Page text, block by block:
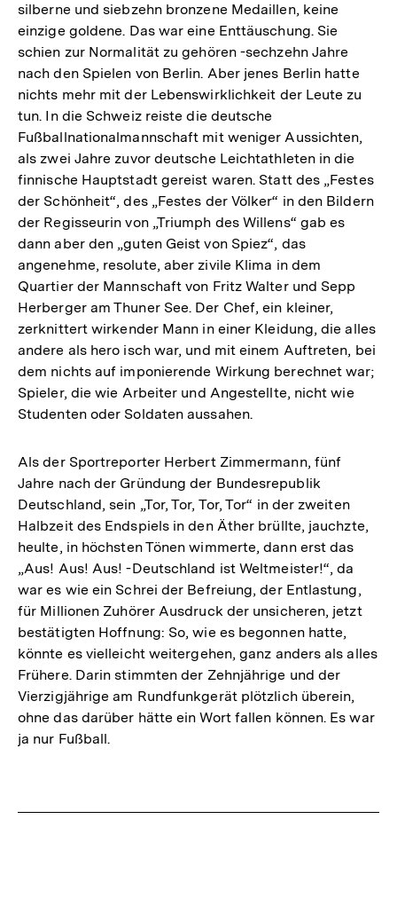
silberne und siebzehn bronzene Medaillen, keine
einzige goldene. Das war eine Enttäuschung. Sie
schien zur Normalität zu gehören -sechzehn Jahre
nach den Spielen von Berlin. Aber jenes Berlin hatte
nichts mehr mit der Lebenswirklichkeit der Leute zu
tun. In die Schweiz reiste die deutsche
Fußballnationalmannschaft mit weniger Aussichten,
als zwei Jahre zuvor deutsche Leichtathleten in die
finnische Hauptstadt gereist waren. Statt des „Festes
der Schönheit“, des „Festes der Völker“ in den Bildern
der Regisseurin von „Triumph des Willens“ gab es
dann aber den „guten Geist von Spiez“, das
angenehme, resolute, aber zivile Klima in dem
Quartier der Mannschaft von Fritz Walter und Sepp
Herberger am Thuner See. Der Chef, ein kleiner,
zerknittert wirkender Mann in einer Kleidung, die alles
andere als hero isch war, und mit einem Auftreten, bei
dem nichts auf imponierende Wirkung berechnet war;
Spieler, die wie Arbeiter und Angestellte, nicht wie
Studenten oder Soldaten aussahen.
Als der Sportreporter Herbert Zimmermann, fünf
Jahre nach der Gründung der Bundesrepublik
Deutschland, sein „Tor, Tor, Tor, Tor“ in der zweiten
Halbzeit des Endspiels in den Äther brüllte, jauchzte,
heulte, in höchsten Tönen wimmerte, dann erst das
„Aus! Aus! Aus! -Deutschland ist Weltmeister!“, da
war es wie ein Schrei der Befreiung, der Entlastung,
für Millionen Zuhörer Ausdruck der unsicheren, jetzt
bestätigten Hoffnung: So, wie es begonnen hatte,
könnte es vielleicht weitergehen, ganz anders als alles
Frühere. Darin stimmten der Zehnjährige und der
Vierzigjährige am Rundfunkgerät plötzlich überein,
ohne das darüber hätte ein Wort fallen können. Es war
ja nur Fußball.